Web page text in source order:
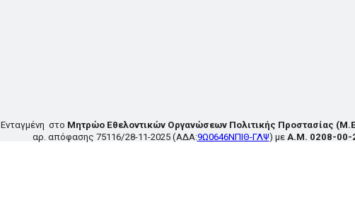
Ενταγμένη στο Μητρώο Εθελοντικών Οργανώσεων Πολιτικής Προστασίας
αρ. απόφασης 75116/28-11-2025 (ΑΔΑ:9Ω0646ΝΠΙΘ-ΓΛΨ) με Α.Μ. 0208-00-